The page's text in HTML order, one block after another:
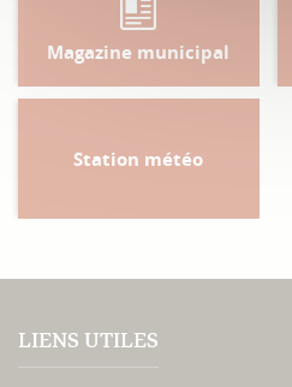
Magazine municipal
Station météo
LIENS UTILES